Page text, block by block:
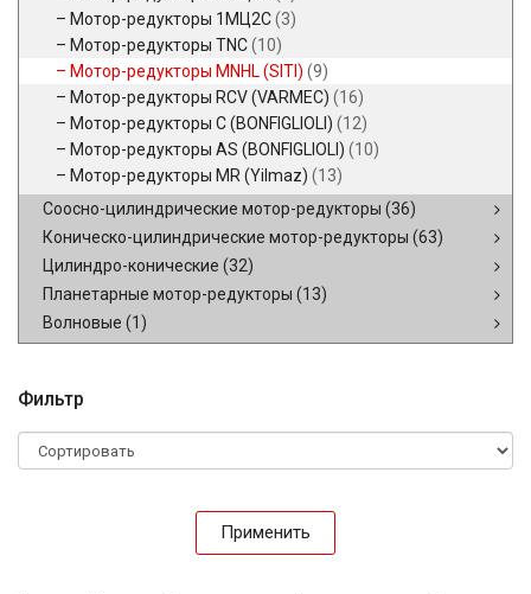
Мотор-редукторы 1МЦ2С(3)
Мотор-редукторы TNC(10)
Мотор-редукторы MNHL (SITI) (9)
Мотор-редукторы RCV (VARMEC) (16)
Мотор-редукторы C (BONFIGLIOLI) (12)
Мотор-редукторы AS (BONFIGLIOLI) (10)
Мотор-редукторы MR (Yilmaz) (13)
Соосно-цилиндрические мотор-редукторы (36)
Коническо-цилиндрические мотор-редукторы (63)
Цилиндро-конические (32)
Планетарные мотор-редукторы (13)
Волновые (1)
Фильтр
Применить